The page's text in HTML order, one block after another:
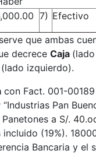
7) Efectivo
que ambas
decrece Caja
(lado izquierdo).
con Fact. 001-
“Industrias Pan
a S/.
incluido (19%).
Bancaria y el